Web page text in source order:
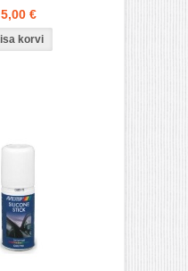
5,00 €